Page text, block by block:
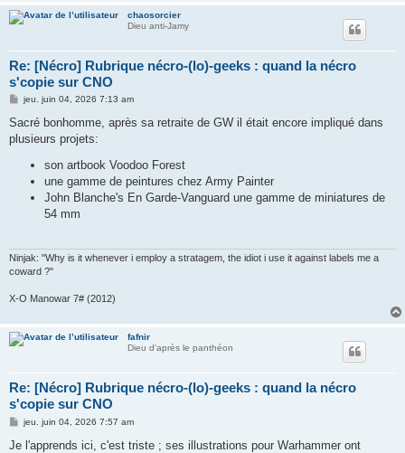
chaosorcier
Dieu anti-Jamy
Re: [Nécro] Rubrique nécro-(lo)-geeks : quand la nécro
s'copie sur CNO
M
s
a
jeu. juin 04, 2026 7:13 am
Sacré bonhomme, après sa retraite de GW il était encore impliqué dans
plusieurs projets:
son artbook Voodoo Forest
une gamme de peintures chez Army Painter
John Blanche's En Garde-Vanguard une gamme de miniatures de
54 mm
Ninjak: "Why is it whenever i employ a stratagem, the idiot i use it against labels me a
coward ?"
X-O Manowar 7# (2012)
fafnir
Dieu d'après le panthéon
Re: [Nécro] Rubrique nécro-(lo)-geeks : quand la nécro
s'copie sur CNO
M
s
jeu. juin 04, 2026 7:57 am
Je l'apprends ici, c'est triste ; ses illustrations pour Warhammer ont